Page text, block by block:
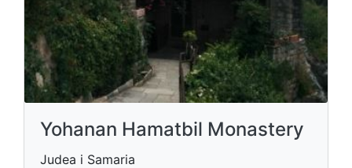
Yohanan Hamatbil Monastery
Judea i Samaria